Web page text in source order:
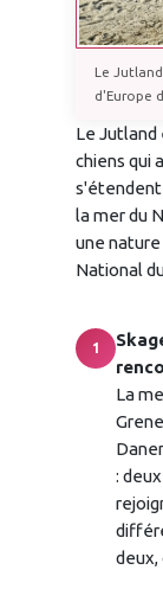
Le
d'Europe
Le Jutland
chiens qui
s'étendent
la mer du
une
National
1
La
:
deux,